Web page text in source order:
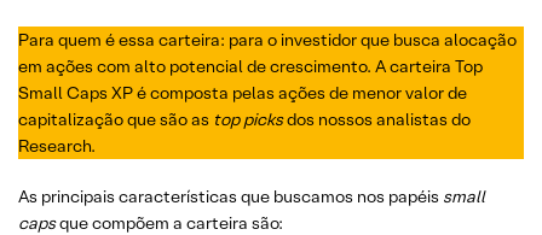
Para quem é essa carteira: para o investidor que busca alocação
em ações com alto potencial de crescimento. A carteira Top
Small Caps XP é composta pelas ações de menor valor de
capitalização que são as top picksdos nossos analistas do
Research.
As principais características que buscamos nos papéis small
capsque compõem a carteira são: